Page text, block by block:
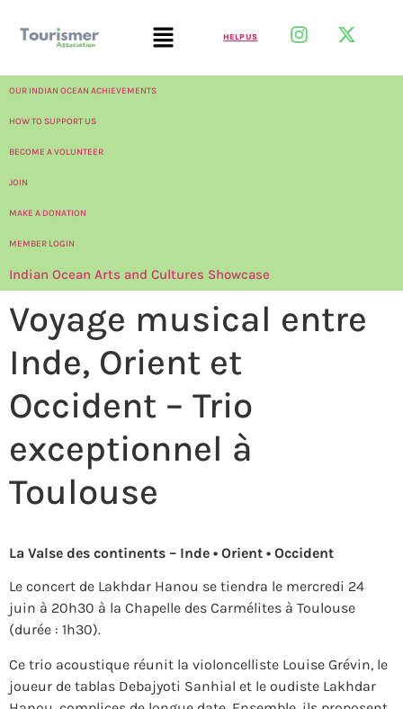
HELP US
OUR INDIAN OCEAN ACHIEVEMENTS
HOW TO SUPPORT US
BECOME A VOLUNTEER
JOIN
MAKE A DONATION
MEMBER LOGIN
Indian Ocean Arts and Cultures Showcase
Voyage musical entre
Inde, Orient et
Occident – Trio
exceptionnel à
Toulouse
La Valse des continents – Inde • Orient • Occident
Le concert de Lakhdar Hanou se tiendra le mercredi 24
juin à 20h30 à la Chapelle des Carmélites à Toulouse
(durée : 1h30).
Ce trio acoustique réunit la violoncelliste Louise Grévin, le
joueur de tablas Debajyoti Sanhial et le oudiste Lakhdar